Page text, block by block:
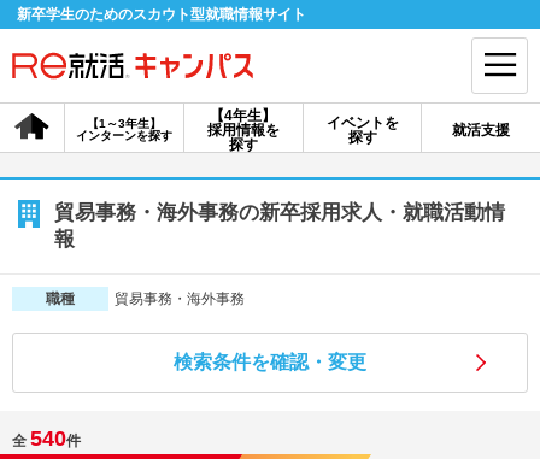
新卒学生のためのスカウト型就職情報サイト
【4年生】
採用情報を
探す
【1～3年生】
インターンを探す
イベントを
探す
就活支援
会員登録 ログイン
会員ID・パスワードを忘れた方はこちら
説明会を探す
インターンを探す
イベントを探す
貿易事務・海外事務の新卒採用求人・就職活動情
報
職種 貿易事務・海外事務
検索条件を確認・変更
全 540件